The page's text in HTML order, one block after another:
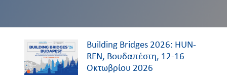
Building Bridges 2026: HUN-
REN, Βουδαπέστη, 12-16
Οκτωβρίου 2026